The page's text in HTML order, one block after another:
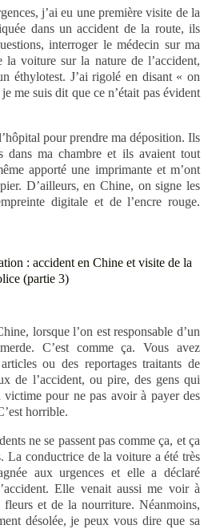
j’ai eu une première visite de la
dans un accident de la route, ils
interroger le médecin sur ma
voiture sur la nature de l’accident,
éthylotest. J’ai rigolé en disant « on
me suis dit que ce n’était pas évident
pour prendre ma déposition. Ils
dans ma chambre et ils avaient tout
apporté une imprimante et m’ont
D’ailleurs, en Chine, on signe les
digitale et de l’encre rouge.
lorsque l’on est responsable d’un
C’est comme ça. Vous avez
ou des reportages traitants de
de l’accident, ou pire, des gens qui
pour ne pas avoir à payer des
horrible.
ne se passent pas comme ça, et ça
La conductrice de la voiture a été très
aux urgences et elle a déclaré
Elle venait aussi me voir à
fleurs et de la nourriture. Néanmoins,
désolée, je peux vous dire que sa